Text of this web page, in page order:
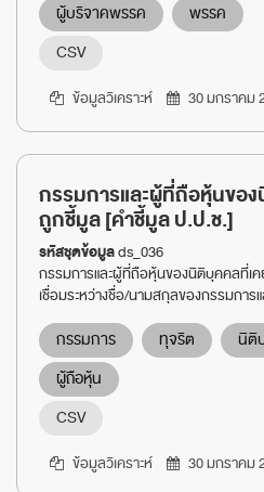
ผู้บริจาคพรรค
พรรค
CSV
ข้อมูลวิเคราะห์ 30 มกราคม
กรรมการและผู้ที่ถือหุ้นขอ
ถูกชี้มูล [คำชี้มูล ป.ป.ช.]
รหัสชุดข้อมูลds_036
กรรมการและผู้ที่ถือหุ้นของนิติบุคคลที่เ
เชื่อมระหว่างชื่อ/นามสกุลของกรรมกา
กรรมการ ทุจริต นิติ
ผู้ถือหุ้น
CSV
ข้อมูลวิเคราะห์ 30 มกราคม